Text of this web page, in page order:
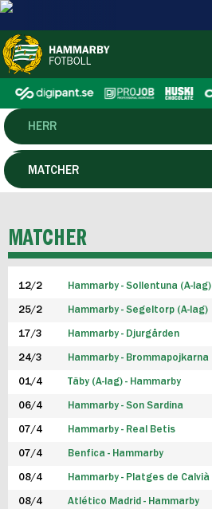
HERR
DAM
P19
F19
FUTSAL HERR
FUTSAL DAM
MATCHER
MATCHER
12/2 Hammarby - Sollentuna (A-lag)
25/2 Hammarby - Segeltorp (A-lag)
17/3 Hammarby - Djurgården
24/3 Hammarby - Brommapojkarna
01/4 Täby (A-lag) - Hammarby
06/4 Hammarby - Son Sardina
07/4 Hammarby - Real Betis
07/4 Benfica - Hammarby
08/4 Hammarby - Platges de Calvià
08/4 Atlético Madrid - Hammarby